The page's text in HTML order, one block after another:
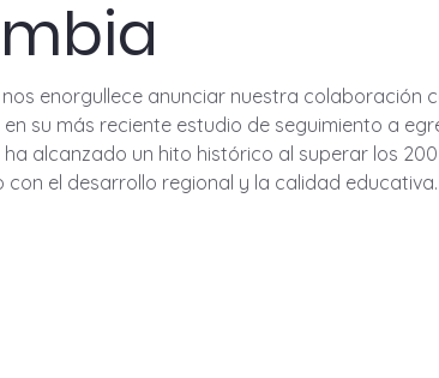
nos enorgullece anunciar nuestra colaboración
su más reciente estudio de seguimiento a
alcanzado un hito histórico al superar los
el desarrollo regional y la calidad educativa.